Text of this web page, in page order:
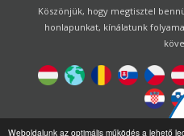
Weboldalunk az optimális működés a lehető
Köszönjük, hogy megtisztel
honlapunkat, kínálatunk
Designed by